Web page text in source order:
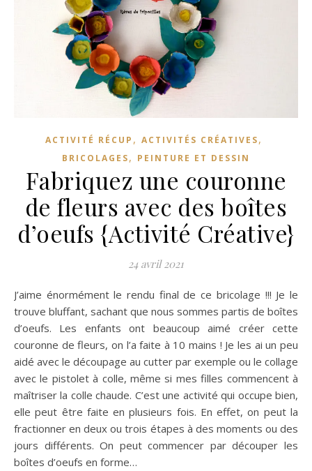
ACTIVITÉ RÉCUP , ACTIVITÉS CRÉATIVES,
BRICOLAGES, PEINTURE ET DESSIN
Fabriquez une couronne
de fleurs avec des boîtes
d’oeufs {Activité Créative}
24 avril 2021
J’aime énormément le rendu final de ce bricolage !!! Je le
trouve bluffant, sachant que nous sommes partis de boîtes
d’oeufs. Les enfants ont beaucoup aimé créer cette
couronne de fleurs, on l’a faite à 10 mains ! Je les ai un peu
aidé avec le découpage au cutter par exemple ou le collage
avec le pistolet à colle, même si mes filles commencent à
maîtriser la colle chaude. C’est une activité qui occupe bien,
elle peut être faite en plusieurs fois. En effet, on peut la
fractionner en deux ou trois étapes à des moments ou des
jours différents. On peut commencer par découper les
boîtes d’oeufs en forme…